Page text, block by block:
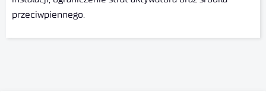
przeciwpiennego.